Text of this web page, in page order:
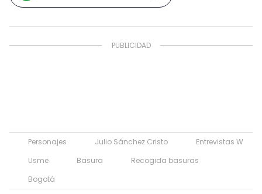
Personajes Julio Sánchez Cristo
Entrevistas W
Usme
Basura
Recogida basuras
Bogotá